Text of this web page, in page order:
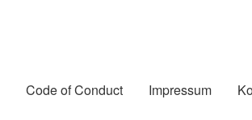
Fußzeilenmenü
Code of Conduct Impressum